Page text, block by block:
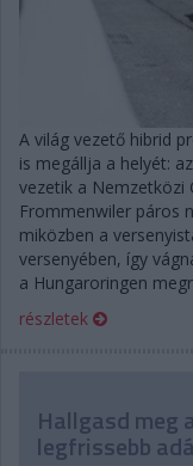
A világ vezető hibrid
is megállja a helyét:
vezetik a Nemzetközi
Frommenwiler páros
miközben a
versenyében, így
a Hungaroringen
részletek
Hallgasd meg
legfrissebb